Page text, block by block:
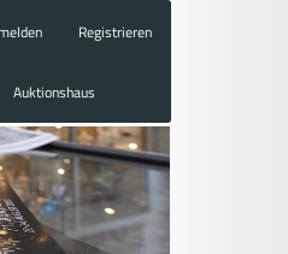
Registrieren
Auktionshaus